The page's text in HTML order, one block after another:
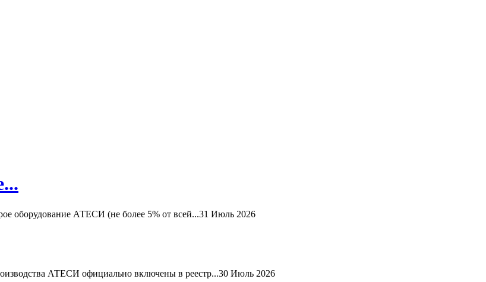
оборудование АТЕСИ (не более 5% от всей...31 Июль 2026
АТЕСИ официально включены в реестр...30 Июль 2026